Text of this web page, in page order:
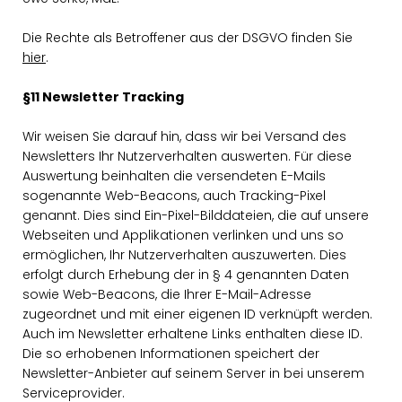
Die Rechte als Betroffener aus der DSGVO finden Sie
hier.
§11 Newsletter Tracking
Wir weisen Sie darauf hin, dass wir bei Versand des
Newsletters Ihr Nutzerverhalten auswerten. Für diese
Auswertung beinhalten die versendeten E-Mails
sogenannte Web-Beacons, auch Tracking-Pixel
genannt. Dies sind Ein-Pixel-Bilddateien, die auf unsere
Webseiten und Applikationen verlinken und uns so
ermöglichen, Ihr Nutzerverhalten auszuwerten. Dies
erfolgt durch Erhebung der in § 4 genannten Daten
sowie Web-Beacons, die Ihrer E-Mail-Adresse
zugeordnet und mit einer eigenen ID verknüpft werden.
Auch im Newsletter erhaltene Links enthalten diese ID.
Die so erhobenen Informationen speichert der
Newsletter-Anbieter auf seinem Server in bei unserem
Serviceprovider.